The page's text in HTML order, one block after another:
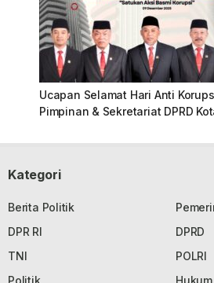
Ucapan Selamat Hari Anti
Pimpinan & Sekretariat DPRD
Kategori
Berita Politik
DPR RI
DPRD
TNI
POLRI